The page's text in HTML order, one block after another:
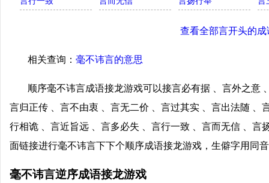
查看全部言开头的成
相关查询： 毫不讳言的意思
顺序毫不讳言成语接龙游戏可以接言必有据 、言外之意
言归正传 、言不由衷 、言无二价 、言过其实 、言出法随 、
行相诡 、言近旨远 、言多必失 、言行一致 、言而无信 、言
面链接进行毫不讳言下下个顺序成语接龙游戏，生僻字用同
毫不讳言逆序成语接龙游戏